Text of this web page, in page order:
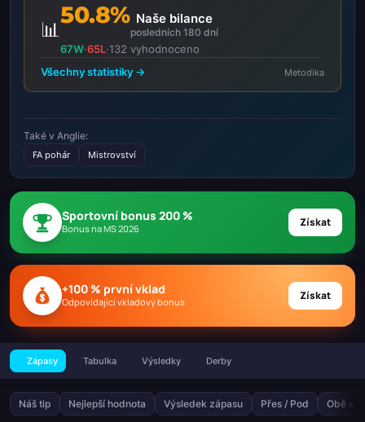
📊
50.8% Naše bilance
posledních 180 dní
67W·65L·132 vyhodnoceno
Všechny statistiky →
Metodika
Také v Anglie:
FA pohár Mistrovství
Sportovní bonus 200 %
Bonus na MS 2026 Získat
+100 % první vklad
Odpovídající vkladový bonus Získat
Zápasy Tabulka Výsledky Derby
Náš tip Nejlepší hodnota Výsledek zápasu Přes / Pod Obě